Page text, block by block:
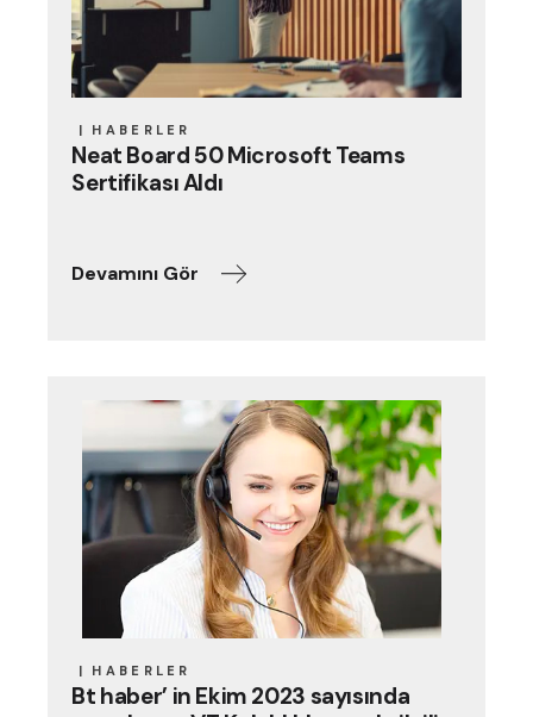
HABERLER
Neat Board 50 Microsoft Teams
Sertifikası Aldı
Devamını Gör
HABERLER
Bt haber’ in Ekim 2023 sayısında